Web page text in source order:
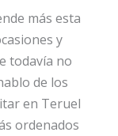
más esta
y
todavía no
de los
en Teruel
ordenados